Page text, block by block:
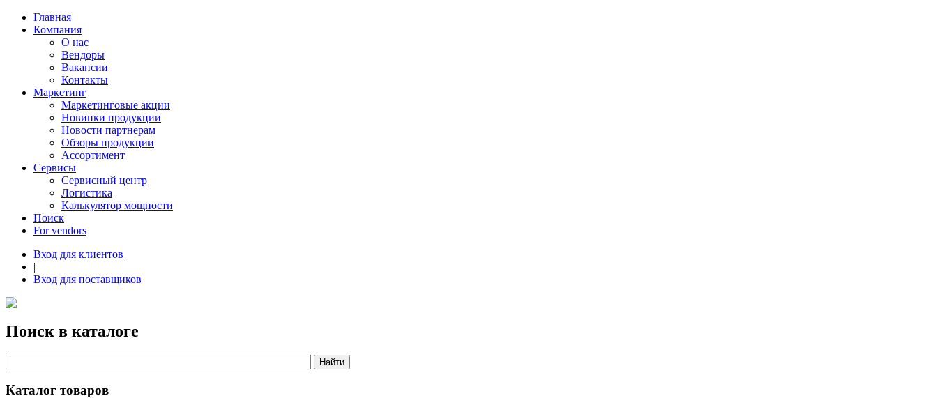
Главная
Компания
О нас
Вендоры
Вакансии
Контакты
Маркетинг
Маркетинговые акции
Новинки продукции
Новости партнерам
Обзоры продукции
Ассортимент
Сервисы
Сервисный центр
Логистика
Калькулятор мощности
Поиск
For vendors
Вход для клиентов
|
Вход для поставщиков
Поиск в каталоге
Каталог товаров